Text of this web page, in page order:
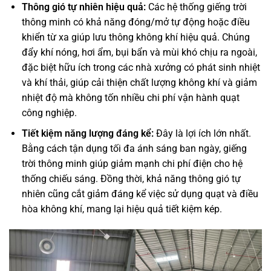
Thông gió tự nhiên hiệu quả:Các hệ thống giếng trời
thông minh có khả năng đóng/mở tự động hoặc điều
khiển từ xa giúp lưu thông không khí hiệu quả. Chúng
đẩy khí nóng, hơi ẩm, bụi bẩn và mùi khó chịu ra ngoài,
đặc biệt hữu ích trong các nhà xưởng có phát sinh nhiệt
và khí thải, giúp cải thiện chất lượng không khí và giảm
nhiệt độ mà không tốn nhiều chi phí vận hành quạt
công nghiệp.
Tiết kiệm năng lượng đáng kể:Đây là lợi ích lớn nhất.
Bằng cách tận dụng tối đa ánh sáng ban ngày, giếng
trời thông minh giúp giảm mạnh chi phí điện cho hệ
thống chiếu sáng. Đồng thời, khả năng thông gió tự
nhiên cũng cắt giảm đáng kể việc sử dụng quạt và điều
hòa không khí, mang lại hiệu quả tiết kiệm kép.